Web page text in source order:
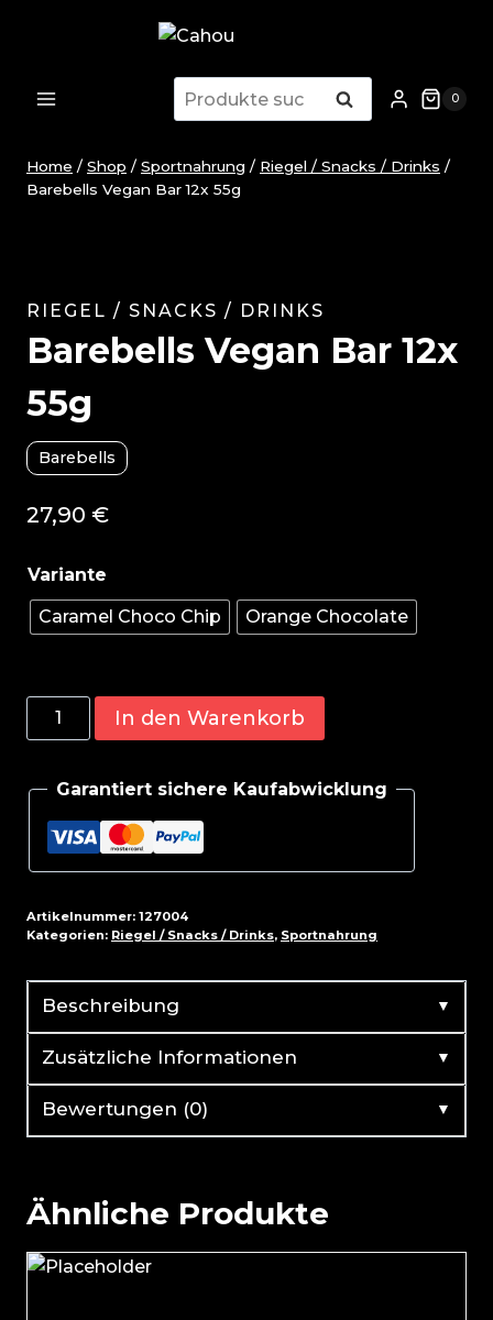
Suche
nach:
Suche 0
Home / Shop / Sportnahrung / Riegel / Snacks / Drinks /
Barebells Vegan Bar 12x 55g
RIEGEL / SNACKS / DRINKS
Barebells Vegan Bar 12x
55g
Barebells
27,90 €
Caramel Choco Chip Orange Chocolate
Barebells
Vegan
12x
55g
Menge
In den Warenkorb
Garantiert sichere Kaufabwicklung
Artikelnummer: 127004
Kategorien: Riegel / Snacks / Drinks, Sportnahrung
Beschreibung ▼
Zusätzliche Informationen ▼
Bewertungen (0) ▼
Ähnliche Produkte